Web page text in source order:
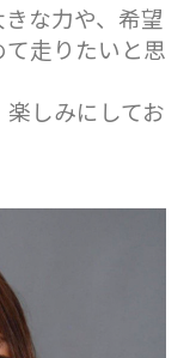
な力や、希望
走りたいと思
しみにしてお